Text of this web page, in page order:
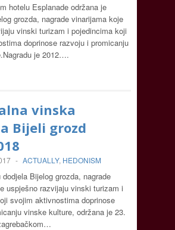
hotelu Esplanade održana je
grozda, nagrade vinarijama koje
vinski turizam i pojedincima koji
doprinose razvoju i promicanju
je 2012….
vinska
Bijeli grozd
- ACTUALLY, HEDONISM
Bijelog grozda, nagrade
uspješno razvijaju vinski turizam i
svojim aktivnostima doprinose
vinske kulture, održana je 23.